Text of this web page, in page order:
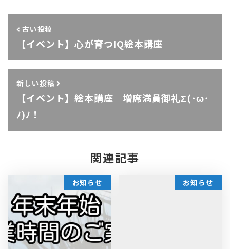
古い投稿
【イベント】心が育つIQ絵本講座
新しい投稿
【イベント】絵本講座 増席満員御礼Σ(･ω･
ﾉ)ﾉ！
関連記事
お知らせ お知らせ